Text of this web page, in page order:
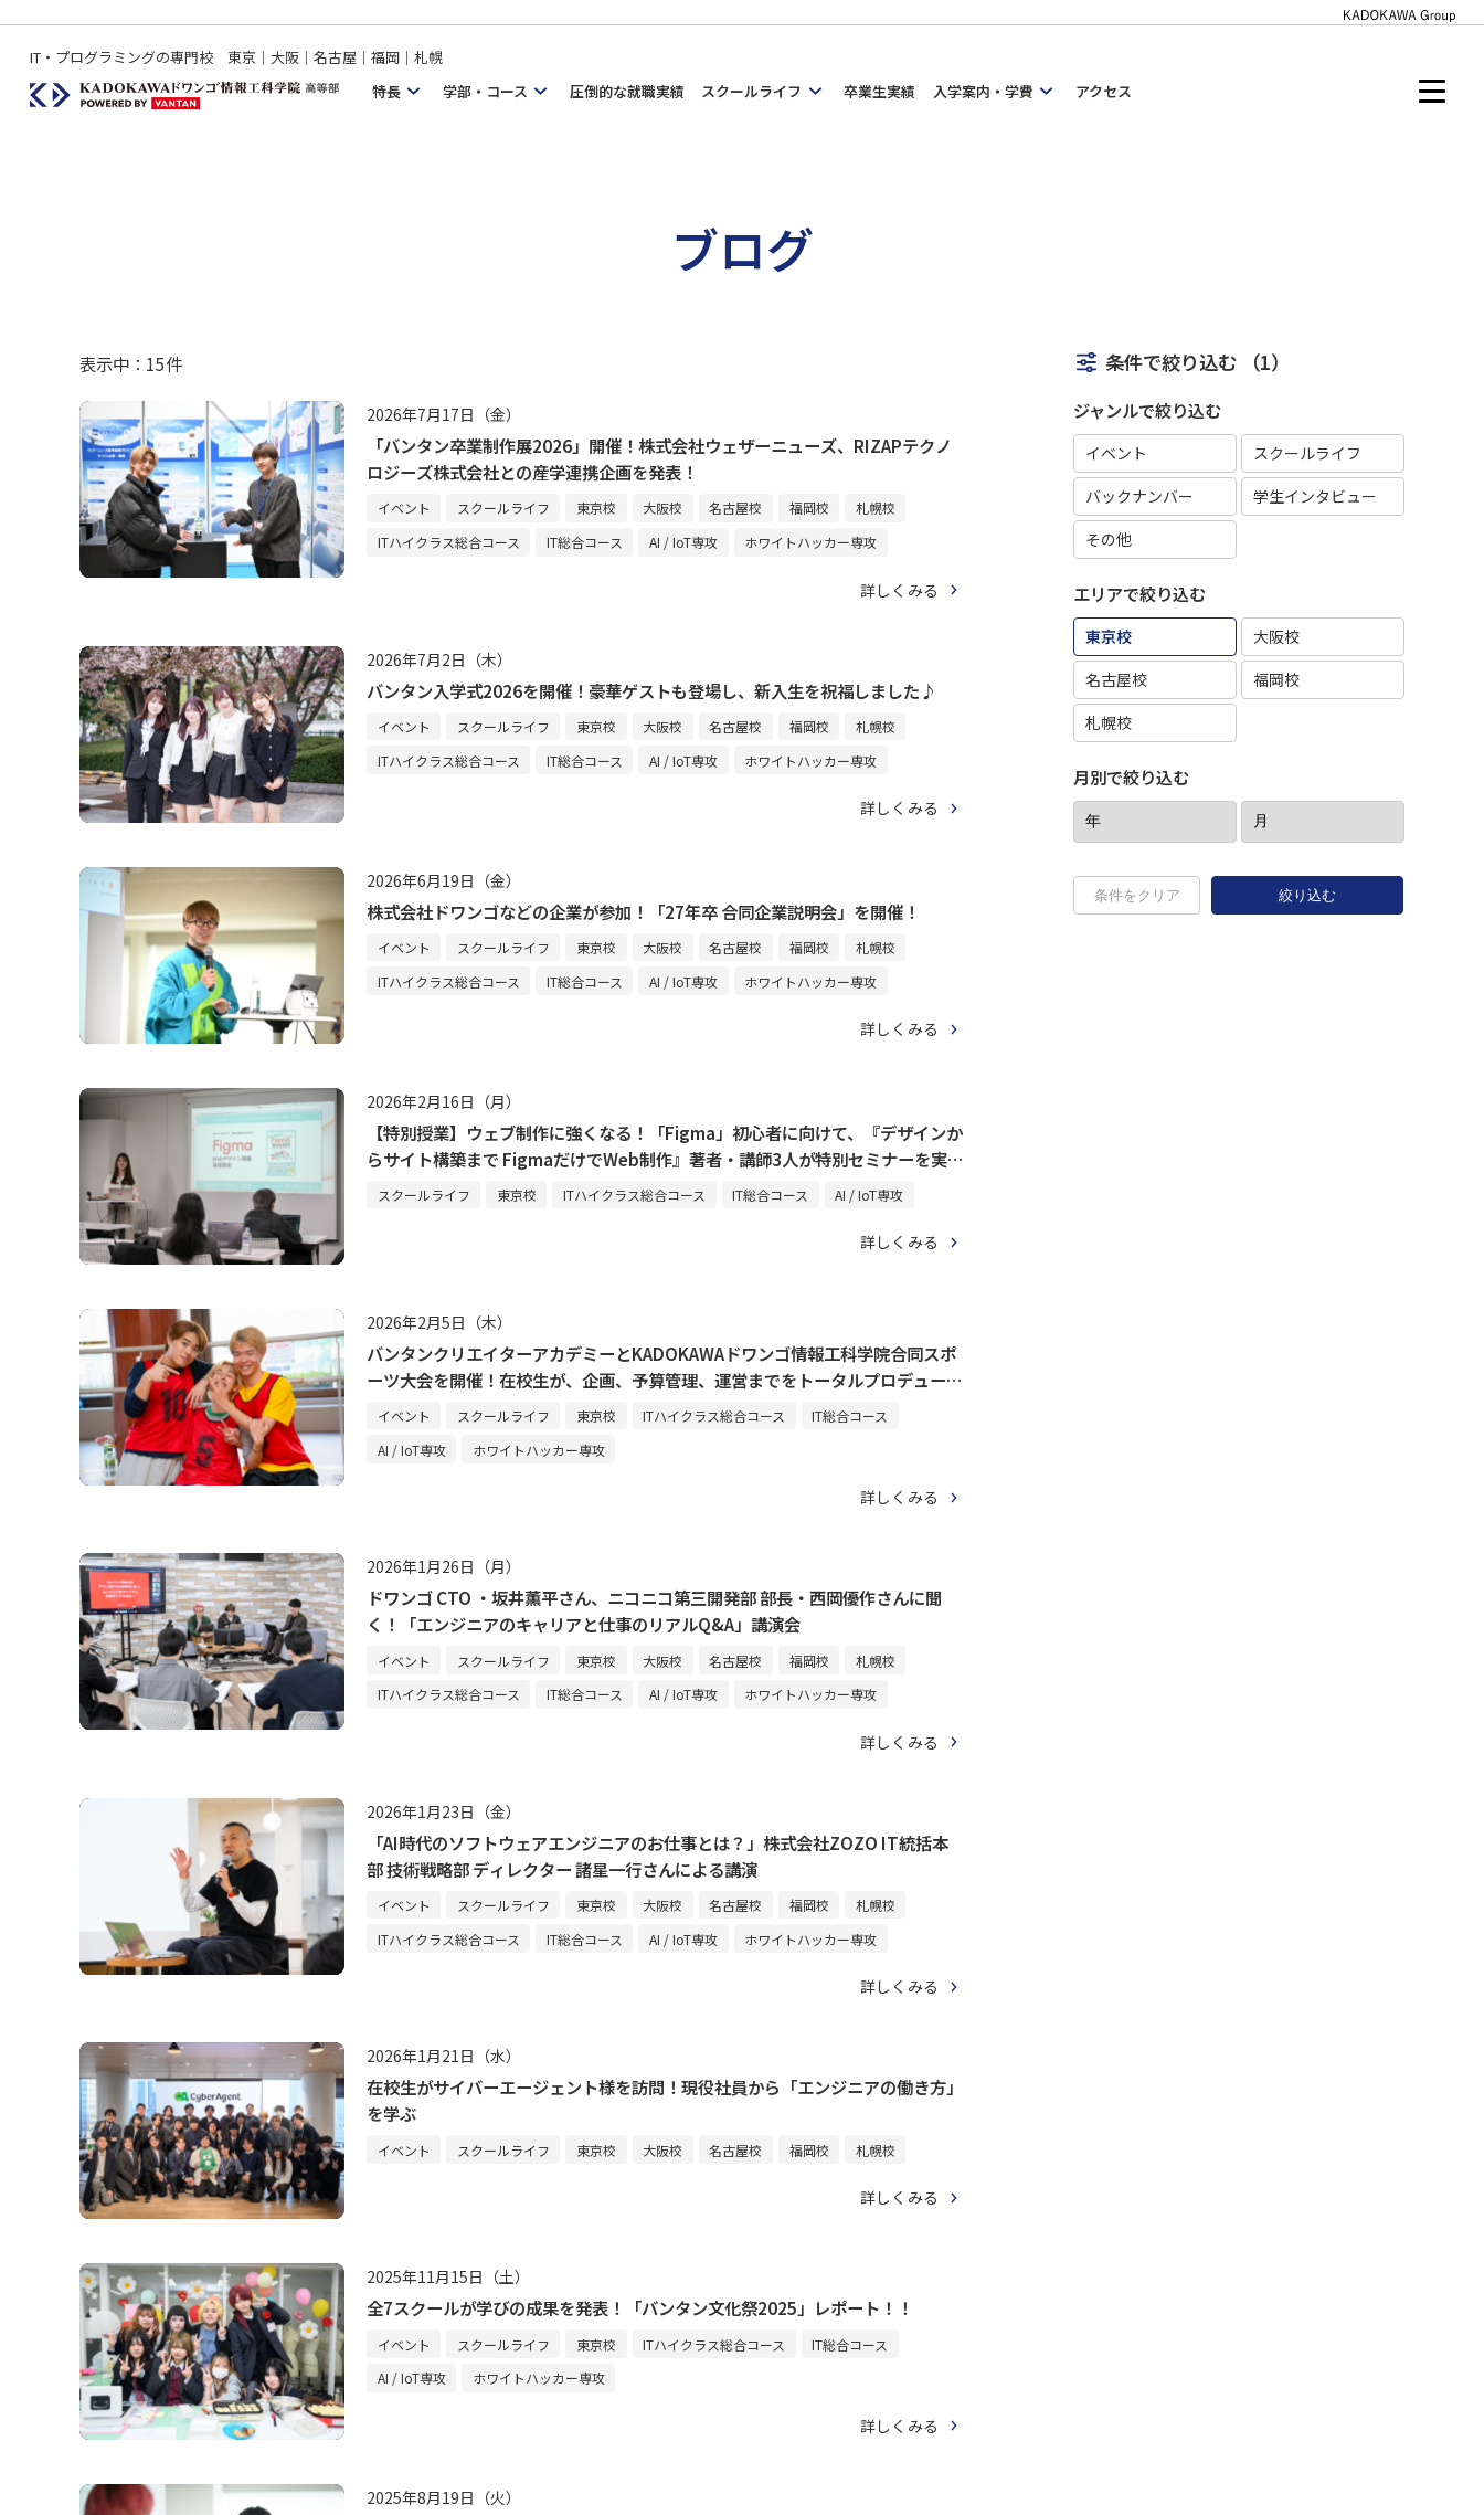
IT・プログラミングの専門校 東京｜大阪｜名古屋｜福岡｜札幌
特長
学部・コース 圧倒的な就職実績 スクールライフ 卒業生実績 入学案内・学費 アクセス
ブログ
表示中： 15件
2026年7月17日（金）
「バンタン卒業制作展2026」開催！株式会社ウェザーニューズ、RIZAPテクノ
ロジーズ株式会社との産学連携企画を発表！
イベント スクールライフ 東京校 大阪校 名古屋校 福岡校
札幌校
ITハイクラス総合コース
IT総合コース AI / IoT専攻 ホワイトハッカー専攻
詳しくみる
2026年7月2日（木）
バンタン入学式2026を開催！豪華ゲストも登場し、新入生を祝福しました♪
イベント スクールライフ 東京校 大阪校 名古屋校 福岡校
札幌校
ITハイクラス総合コース
IT総合コース AI / IoT専攻 ホワイトハッカー専攻
詳しくみる
2026年6月19日（金）
株式会社ドワンゴなどの企業が参加！「27年卒 合同企業説明会」を開催！
イベント スクールライフ 東京校 大阪校 名古屋校 福岡校
札幌校
ITハイクラス総合コース
IT総合コース AI / IoT専攻 ホワイトハッカー専攻
詳しくみる
2026年2月16日（月）
【特別授業】ウェブ制作に強くなる！「Figma」初心者に向けて、『デザインか
らサイト構築まで FigmaだけでWeb制作』著者・講師3人が特別セミナーを実
スクールライフ 東京校 ITハイクラス総合コース IT総合コース AI / IoT専攻
詳しくみる
2026年2月5日（木）
バンタンクリエイターアカデミーとKADOKAWAドワンゴ情報工科学院合同スポ
ーツ大会を開催！在校生が、企画、予算管理、運営までをトータルプロデュー
ス！
イベント スクールライフ 東京校 ITハイクラス総合コース
IT総合コース
AI / IoT専攻
ホワイトハッカー専攻
詳しくみる
2026年1月26日（月）
ドワンゴ CTO ・坂井薫平さん、ニコニコ第三開発部 部長・西岡優作さんに聞
く！「エンジニアのキャリアと仕事のリアルQ&A」講演会
イベント スクールライフ 東京校 大阪校 名古屋校 福岡校
札幌校
ITハイクラス総合コース
IT総合コース AI / IoT専攻 ホワイトハッカー専攻
詳しくみる
2026年1月23日（金）
「AI時代のソフトウェアエンジニアのお仕事とは？」株式会社ZOZO IT統括本
部 技術戦略部 ディレクター 諸星一行さんによる講演
イベント スクールライフ 東京校 大阪校 名古屋校 福岡校
札幌校
ITハイクラス総合コース
IT総合コース AI / IoT専攻 ホワイトハッカー専攻
詳しくみる
2026年1月21日（水）
在校生がサイバーエージェント様を訪問！現役社員から「エンジニアの働き方」
を学ぶ
イベント スクールライフ 東京校 大阪校 名古屋校 福岡校 札幌校
詳しくみる
2025年11月15日（土）
全7スクールが学びの成果を発表！「バンタン文化祭2025」レポート！！
イベント スクールライフ 東京校 ITハイクラス総合コース
IT総合コース
AI / IoT専攻
ホワイトハッカー専攻
詳しくみる
2025年8月19日（火）
条件で絞り込む （1）
ジャンルで絞り込む
イベント
スクールライフ
バックナンバー
学生インタビュー
その他
エリアで絞り込む
東京校
大阪校
名古屋校
福岡校
札幌校
月別で絞り込む
条件をクリア 絞り込む